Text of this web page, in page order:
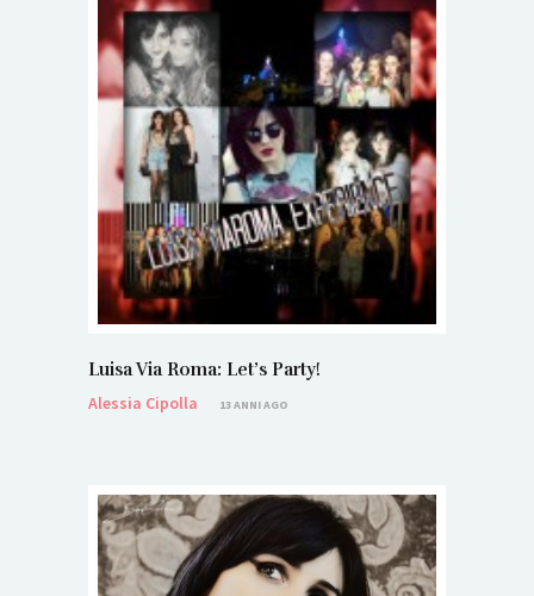
Luisa Via Roma: Let’s Party!
Alessia Cipolla
13 ANNI AGO